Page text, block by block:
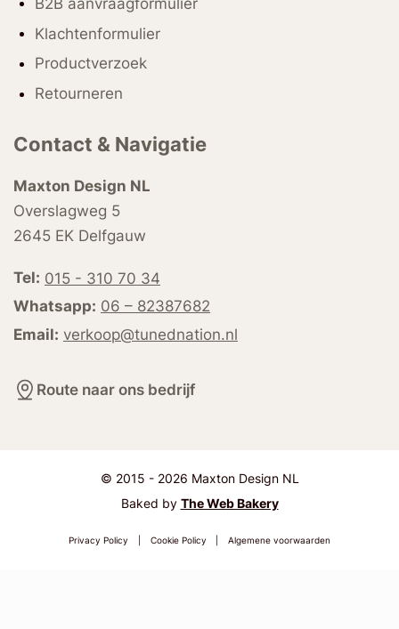
Klachtenformulier
Productverzoek
Retourneren
Contact & Navigatie
Maxton Design NL
Overslagweg 5
2645 EK Delfgauw
Tel: 015 - 310 70 34
Whatsapp: 06 – 82387682
Email: verkoop@tunednation.nl
Route naar ons bedrijf
© 2015 - 2026 Maxton Design NL
Baked by The Web Bakery
Privacy Policy Cookie Policy Algemene voorwaarden